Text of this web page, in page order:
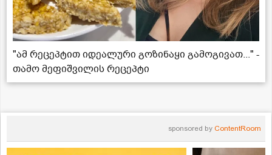
"ამ რეცეპტით იდეალური გოზინაყი გამოგივათ..." -
თამო მეფიშვილის რეცეპტი
sponsored by ContentRoom